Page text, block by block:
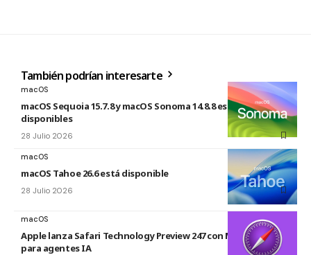
También podrían interesarte
macOS
macOS Sequoia 15.7.8 y macOS Sonoma 14.8.8 están
disponibles
28 Julio 2026
macOS
macOS Tahoe 26.6 está disponible
28 Julio 2026
macOS
Apple lanza Safari Technology Preview 247 con MCP Server
para agentes IA